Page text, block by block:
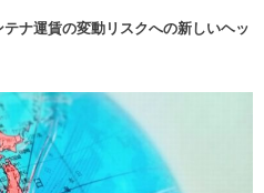
ナ運賃の変動リスクへの新しいヘッ